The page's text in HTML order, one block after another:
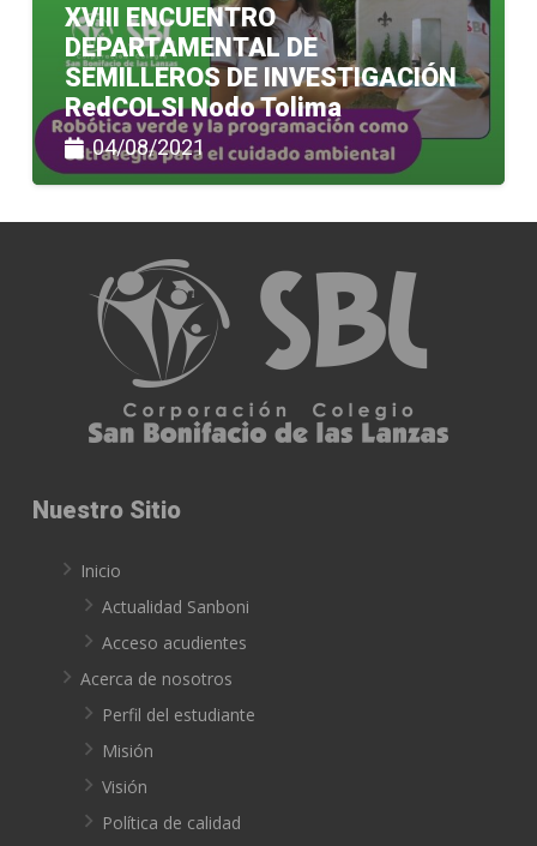
XVIII ENCUENTRO
DEPARTAMENTAL DE
SEMILLEROS DE INVESTIGACIÓN
RedCOLSI Nodo Tolima
04/08/2021
Nuestro Sitio
Inicio
Actualidad Sanboni
Acceso acudientes
Acerca de nosotros
Perfil del estudiante
Misión
Visión
Política de calidad